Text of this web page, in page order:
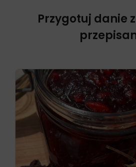
Przygotuj danie